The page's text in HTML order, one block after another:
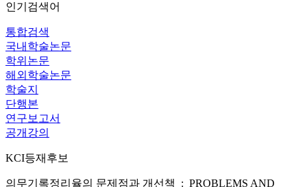
인기검색어
통합검색
국내학술논문
학위논문
해외학술논문
학술지
단행본
연구보고서
공개강의
KCI등재후보
의무기록정리율의 문제점과 개선책 : PROBLEMS AND